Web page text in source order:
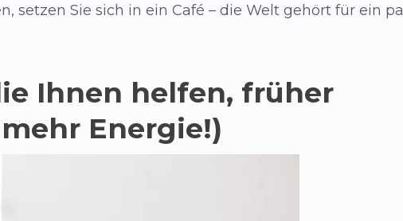
setzen Sie sich in ein Café – die Welt gehört für ein
Ihnen helfen, früher
Energie!)